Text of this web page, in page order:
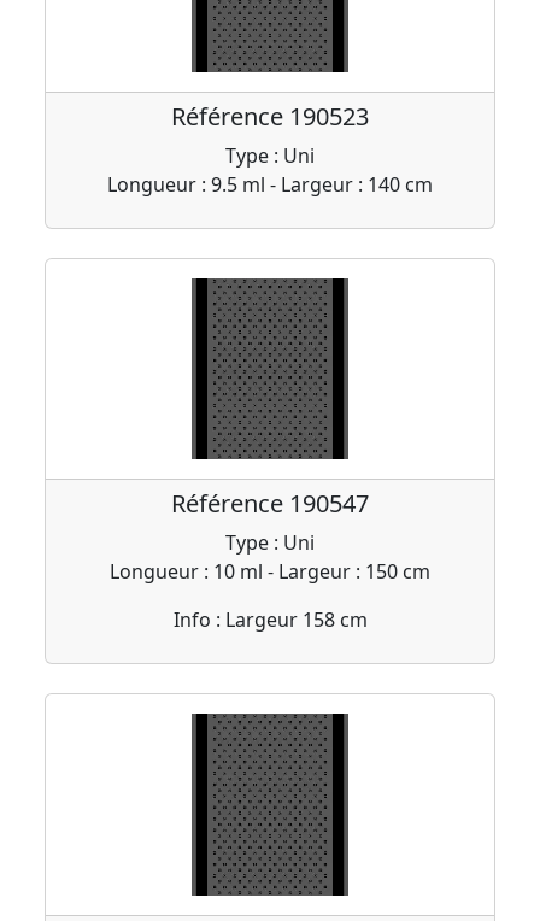
Référence 190523
Type : Uni
Longueur : 9.5 ml - Largeur : 140 cm
Référence 190547
Type : Uni
Longueur : 10 ml - Largeur : 150 cm
Info : Largeur 158 cm